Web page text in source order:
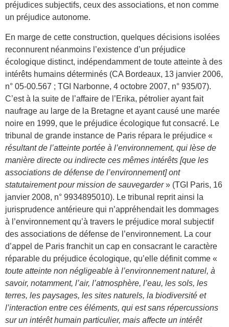
préjudices subjectifs, ceux des associations, et non comme
un préjudice autonome.
En marge de cette construction, quelques décisions isolées
reconnurent néanmoins l’existence d’un préjudice
écologique distinct, indépendamment de toute atteinte à des
intérêts humains déterminés (CA Bordeaux, 13 janvier 2006,
n° 05-00.567 ; TGI Narbonne, 4 octobre 2007, n° 935/07).
C’est à la suite de l’affaire de l’Erika, pétrolier ayant fait
naufrage au large de la Bretagne et ayant causé une marée
noire en 1999, que le préjudice écologique fut consacré. Le
tribunal de grande instance de Paris répara le préjudice «
résultant de l’atteinte portée à l’environnement, qui lèse de
manière directe ou indirecte ces mêmes intérêts [que les
associations de défense de l’environnement] ont
statutairement pour mission de sauvegarder» (TGI Paris, 16
janvier 2008, n° 9934895010). Le tribunal reprit ainsi la
jurisprudence antérieure qui n’appréhendait les dommages
à l’environnement qu’à travers le préjudice moral subjectif
des associations de défense de l’environnement. La cour
d’appel de Paris franchit un cap en consacrant le caractère
réparable du préjudice écologique, qu’elle définit comme «
toute atteinte non négligeable à l’environnement naturel, à
savoir, notamment, l’air, l’atmosphère, l’eau, les sols, les
terres, les paysages, les sites naturels, la biodiversité et
l’interaction entre ces éléments, qui est sans répercussions
sur un intérêt humain particulier, mais affecte un intérêt